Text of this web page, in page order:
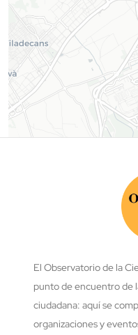
El Observatorio de la
punto de encuentro de
ciudadana: aquí se
organizaciones y